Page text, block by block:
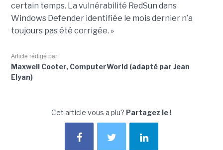
certain temps. La vulnérabilité RedSun dans
Windows Defender identifiée le mois dernier n’a
toujours pas été corrigée. »
Article rédigé par
Maxwell Cooter, ComputerWorld (adapté par Jean
Elyan)
Cet article vous a plu? Partagez le !